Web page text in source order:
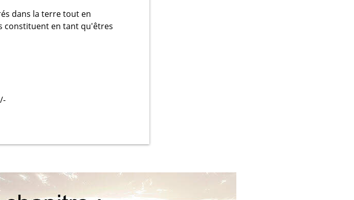
dans la terre tout en
constituent en tant qu'êtres